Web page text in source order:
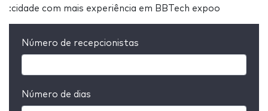
:cidade com mais experiência em BBTech expoo
Número de recepcionistas
Número de dias